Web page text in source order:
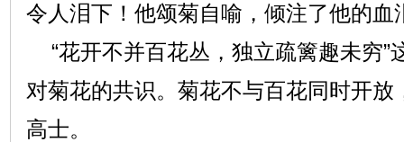
令人泪下！他颂菊自喻，倾注了他的血
“花开不并百花丛，独立疏篱趣未穷”
对菊花的共识。菊花不与百花同时开放
高士。